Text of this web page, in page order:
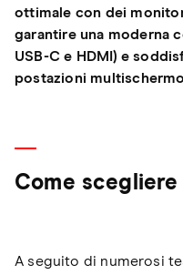
ottimale con dei
garantire una moderna
USB-C e HDMI) e
postazioni
Come
A seguito di numerosi